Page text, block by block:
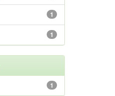
1
1
1